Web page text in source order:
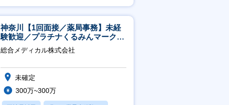
産休・育休あり
神奈川【1回面接／薬局事務】未経
験歓迎／プラチナくるみんマーク取
得／月平均残業13h／年休126日
総合メディカル株式会社
未確定
300万~300万